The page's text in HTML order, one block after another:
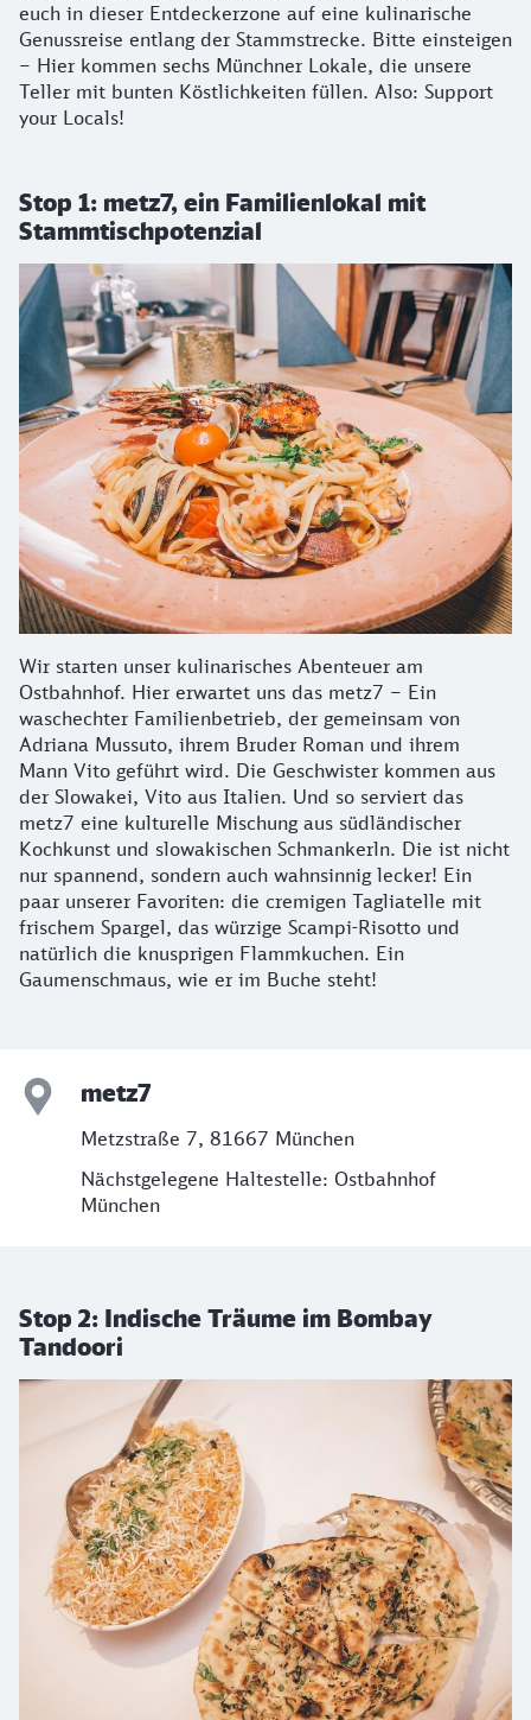
euch in dieser Entdeckerzone auf eine kulinarische
Genussreise entlang der Stammstrecke. Bitte einsteigen
– Hier kommen sechs Münchner Lokale, die unsere
Teller mit bunten Köstlichkeiten füllen. Also: Support
your Locals!
Stop 1: metz7, ein Familienlokal mit
Stammtischpotenzial
Wir starten unser kulinarisches Abenteuer am
Ostbahnhof. Hier erwartet uns das metz7 – Ein
waschechter Familienbetrieb, der gemeinsam von
Adriana Mussuto, ihrem Bruder Roman und ihrem
Mann Vito geführt wird. Die Geschwister kommen aus
der Slowakei, Vito aus Italien. Und so serviert das
metz7 eine kulturelle Mischung aus südländischer
Kochkunst und slowakischen Schmankerln. Die ist nicht
nur spannend, sondern auch wahnsinnig lecker! Ein
paar unserer Favoriten: die cremigen Tagliatelle mit
frischem Spargel, das würzige Scampi-Risotto und
natürlich die knusprigen Flammkuchen. Ein
Gaumenschmaus, wie er im Buche steht!
metz7
Metzstraße 7, 81667 München
Nächstgelegene Haltestelle: Ostbahnhof
München
Stop 2: Indische Träume im Bombay
Tandoori